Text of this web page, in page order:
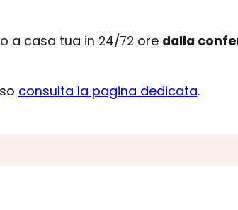
a casa tua in 24/72 ore dalla
consulta la pagina dedicata.